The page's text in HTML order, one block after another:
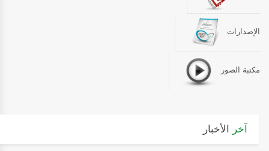
الإصدارات
مكتبة الصور
آخر الأخبار